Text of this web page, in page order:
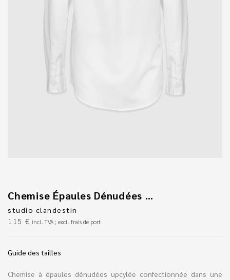
Chemise Épaules Dénudées En Coton
studio clandestin
115 € incl. TVA ; excl. frais de port
Guide des tailles
Chemise à épaules dénudées upcylée confectionnée dans une